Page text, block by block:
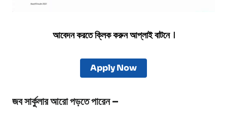
আবেদন করতে ক্লিক করুন আপ্লাই বাটনে।
Apply Now
জব সার্কুলার আরো পড়তে পারেন –